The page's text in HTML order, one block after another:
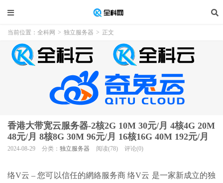
当前位置： 全科网 > 独立服务器 > 正文
香港大带宽云服务器-2核2G 10M 30元/月 4核4G 20M
48元/月 8核8G 30M 96元/月 16核16G 40M 192元/月
2024-08-29 分类： 独立服务器 阅读(78) 评论(0)
络V云 – 您可以信任的網絡服务商 络V云 是一家新成立的独